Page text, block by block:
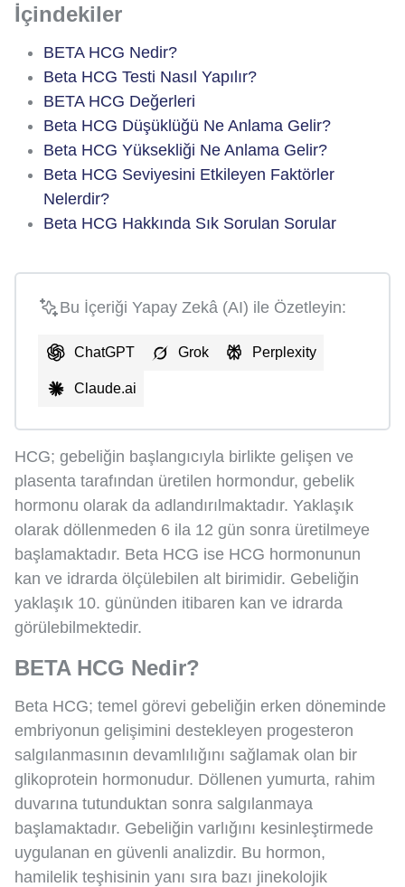
İçindekiler
BETA HCG Nedir?
Beta HCG Testi Nasıl Yapılır?
BETA HCG Değerleri
Beta HCG Düşüklüğü Ne Anlama Gelir?
Beta HCG Yüksekliği Ne Anlama Gelir?
Beta HCG Seviyesini Etkileyen Faktörler
Nelerdir?
Beta HCG Hakkında Sık Sorulan Sorular
Bu İçeriği Yapay Zekâ (AI) ile Özetleyin:
ChatGPT Grok Perplexity
Claude.ai
HCG; gebeliğin başlangıcıyla birlikte gelişen ve
plasenta tarafından üretilen hormondur, gebelik
hormonu olarak da adlandırılmaktadır. Yaklaşık
olarak döllenmeden 6 ila 12 gün sonra üretilmeye
başlamaktadır. Beta HCG ise HCG hormonunun
kan ve idrarda ölçülebilen alt birimidir. Gebeliğin
yaklaşık 10. gününden itibaren kan ve idrarda
görülebilmektedir.
BETA HCG Nedir?
Beta HCG; temel görevi gebeliğin erken döneminde
embriyonun gelişimini destekleyen progesteron
salgılanmasının devamlılığını sağlamak olan bir
glikoprotein hormonudur. Döllenen yumurta, rahim
duvarına tutunduktan sonra salgılanmaya
başlamaktadır. Gebeliğin varlığını kesinleştirmede
uygulanan en güvenli analizdir. Bu hormon,
hamilelik teşhisinin yanı sıra bazı jinekolojik